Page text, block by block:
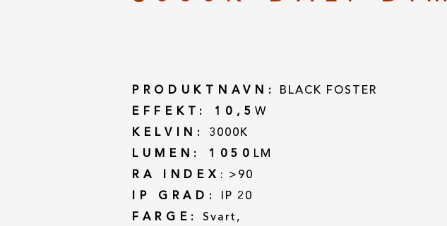
PRODUKTNAVN:
BLACK FOSTER
EFFEKT: 10,5W
KELVIN:
3000K
LUMEN: 1050 LM
RA INDEX : >90
IP GRAD:
IP 20
FARGE:
Svart,